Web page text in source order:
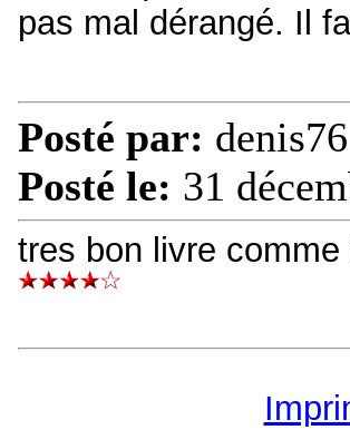
pas mal dérangé. Il
Posté par: denis76
Posté le: 31
tres bon livre